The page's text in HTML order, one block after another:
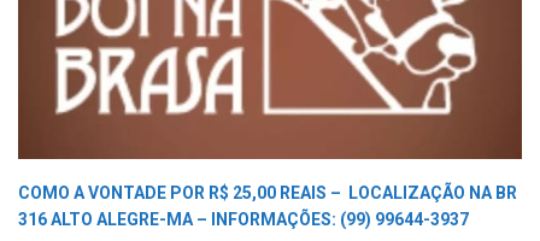
COMO A VONTADE POR R$ 25,00 REAIS –
LOCALIZAÇÃO NA BR
316 ALTO ALEGRE-MA –
INFORMAÇÕES: (99) 99644-3937